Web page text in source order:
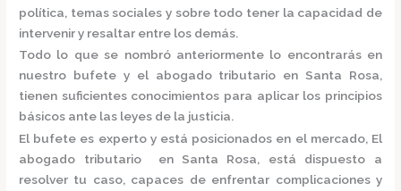
política, temas sociales y sobre todo tener la capacidad de
intervenir y resaltar entre los demás.
Todo lo que se nombró anteriormente lo encontrarás en
nuestro bufete y el abogado tributario en Santa Rosa,
tienen suficientes conocimientos para aplicar los principios
básicos ante las leyes de la justicia.
El bufete es experto y está posicionados en el mercado, El
abogado tributario en Santa Rosa, está
dispuesto a
resolver tu caso, capaces de enfrentar complicaciones y